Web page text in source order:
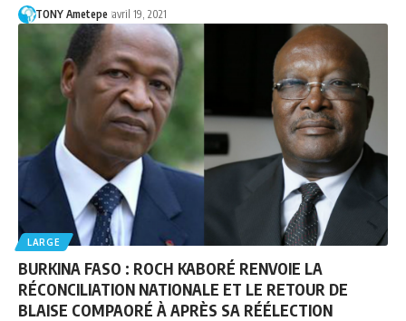
TONY Ametepe avril 19, 2021
LARGE
BURKINA FASO : ROCH KABORÉ RENVOIE LA
RÉCONCILIATION NATIONALE ET LE RETOUR DE
BLAISE COMPAORÉ À APRÈS SA RÉÉLECTION